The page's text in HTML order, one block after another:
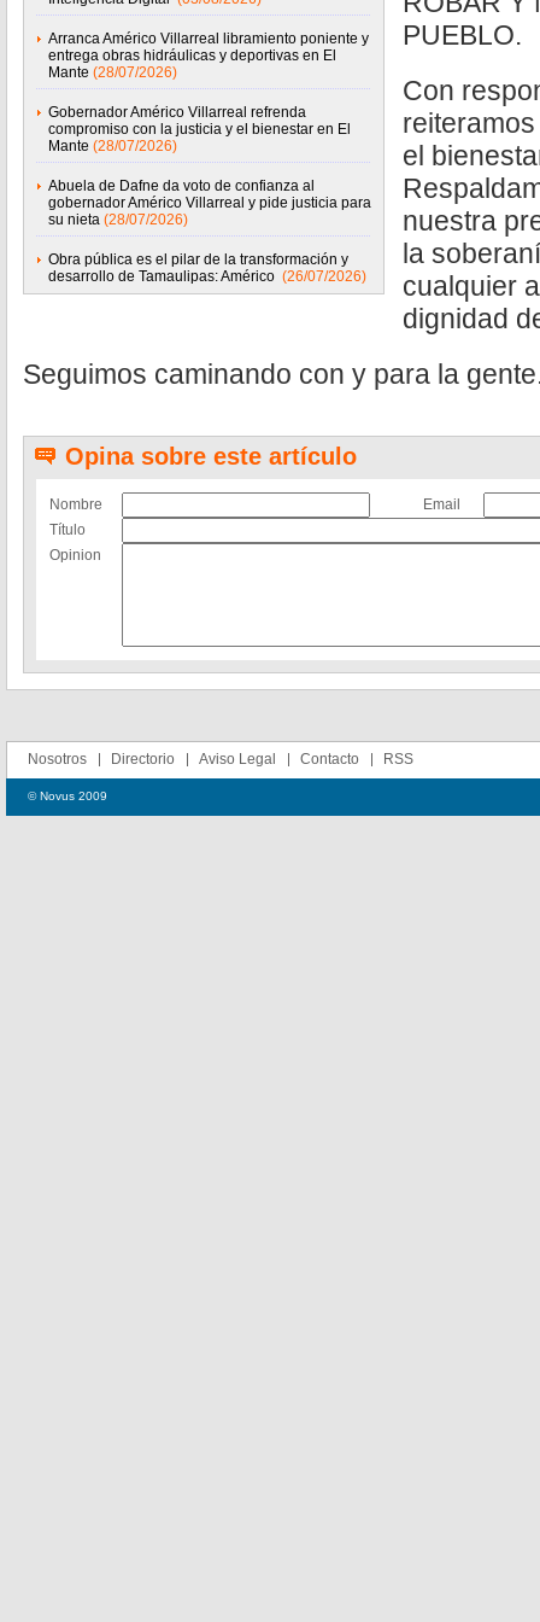
Arranca Américo Villarreal libramiento poniente y
entrega obras hidráulicas y deportivas en El
Mante (28/07/2026)
Gobernador Américo Villarreal refrenda
compromiso con la justicia y el bienestar en El
Mante (28/07/2026)
Abuela de Dafne da voto de confianza al
gobernador Américo Villarreal y pide justicia para
su nieta (28/07/2026)
Obra pública es el pilar de la transformación y
desarrollo de Tamaulipas: Américo (26/07/2026)
PUEBLO.
Con
el
nuestra
la
cualquier
dignidad
Seguimos caminando con y para la
Opina sobre este artículo
Nombre
Email
Título
Opinion
Nosotros Directorio Aviso Legal Contacto RSS
© Novus 2009